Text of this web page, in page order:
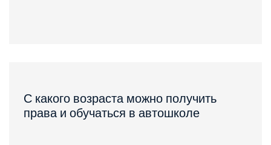
С какого возраста можно получить
права и обучаться в автошколе